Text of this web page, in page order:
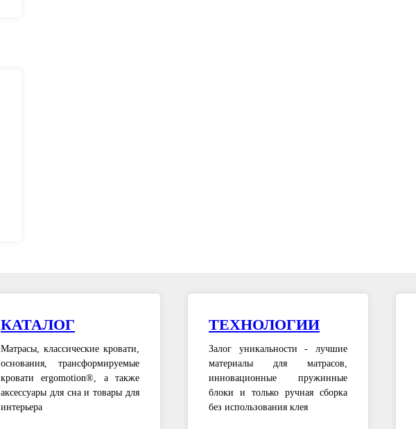
КАТАЛОГ
Матрасы, классические кровати,
основания, трансформируемые
кровати ergomotion®, а также
аксессуары для сна и товары для
интерьера
ТЕХНОЛОГИИ
Залог уникальности - лучшие
материалы для матрасов,
инновационные пружинные
блоки и только ручная сборка
без использования клея